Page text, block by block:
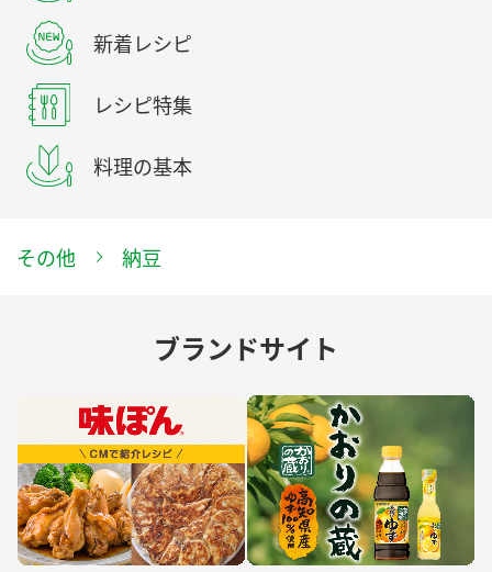
新着レシピ
レシピ特集
料理の基本
その他 納豆
ブランドサイト